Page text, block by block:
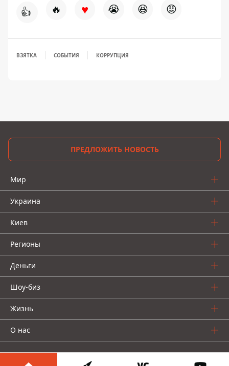
👍 🔥 ♥ 😭 😆 😡
ВЗЯТКА СОБЫТИЯ КОРРУПЦИЯ
ПРЕДЛОЖИТЬ НОВОСТЬ
Мир
Украина
Киев
Регионы
Деньги
Шоу-биз
Жизнь
О нас